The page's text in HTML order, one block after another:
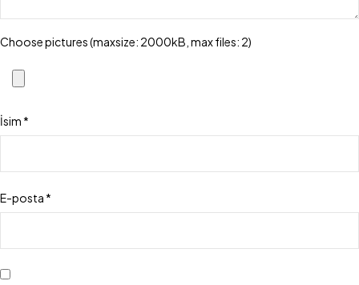
Choose pictures (maxsize: 2000kB, max files: 2)
İsim *
E-posta *